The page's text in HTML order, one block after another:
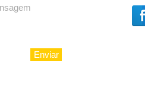
Enviar